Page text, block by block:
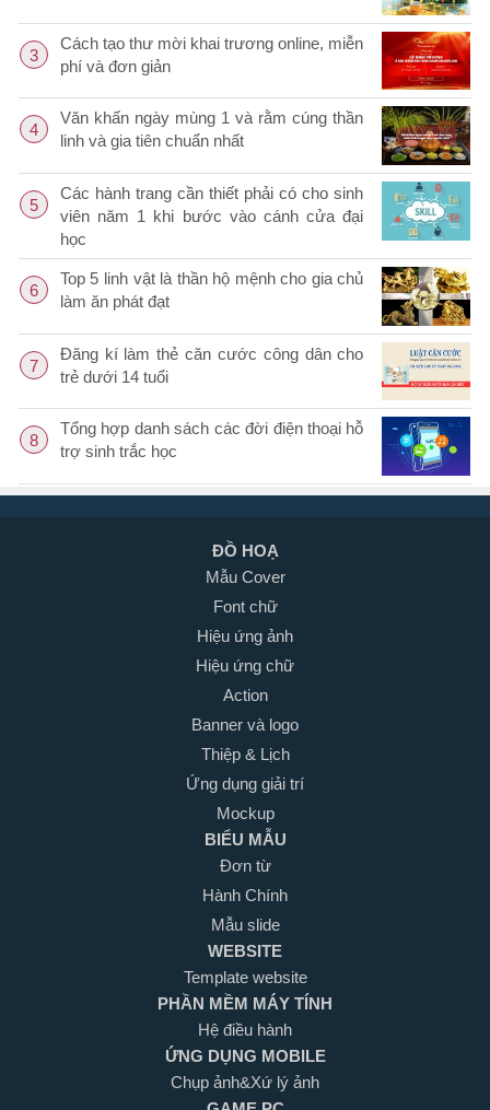
3
Cách tạo thư mời khai trương online, miễn
phí và đơn giản
4
Văn khấn ngày mùng 1 và rằm cúng thần
linh và gia tiên chuẩn nhất
5
Các hành trang cần thiết phải có cho sinh
viên năm 1 khi bước vào cánh cửa đại
học
6
Top 5 linh vật là thần hộ mệnh cho gia chủ
làm ăn phát đạt
7
Đăng kí làm thẻ căn cước công dân cho
trẻ dưới 14 tuổi
8
Tổng hợp danh sách các đời điện thoại hỗ
trợ sinh trắc học
ĐỒ HOẠ
Mẫu Cover
Font chữ
Hiệu ứng ảnh
Hiệu ứng chữ
Action
Banner và logo
Thiệp & Lịch
Ứng dụng giải trí
Mockup
BIỂU MẪU
Đơn từ
Hành Chính
Mẫu slide
WEBSITE
Template website
PHẦN MỀM MÁY TÍNH
Hệ điều hành
ỨNG DỤNG MOBILE
Chụp ảnh&Xứ lý ảnh